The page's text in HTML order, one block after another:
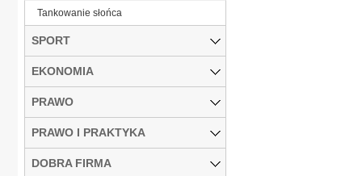
Tankowanie słońca
SPORT
EKONOMIA
PRAWO
PRAWO I PRAKTYKA
DOBRA FIRMA